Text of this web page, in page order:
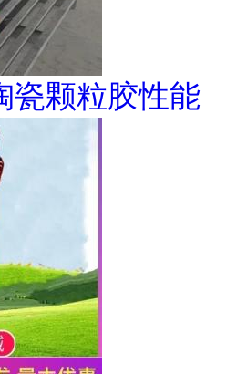
瓷颗粒胶性能